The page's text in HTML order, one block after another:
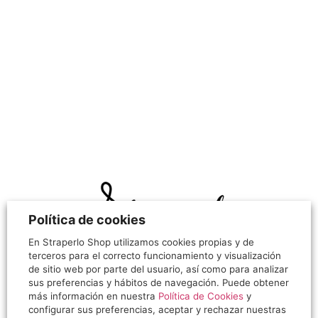
¡Hola!
Gracias por visitarnos, siento decirte que nuestra
tienda online ha cerrado sus puertas.
Política de cookies
En Straperlo Shop utilizamos cookies propias y de
terceros para el correcto funcionamiento y visualización
de sitio web por parte del usuario, así como para analizar
sus preferencias y hábitos de navegación. Puede obtener
más información en nuestra Política de Cookies y
configurar sus preferencias, aceptar y rechazar nuestras